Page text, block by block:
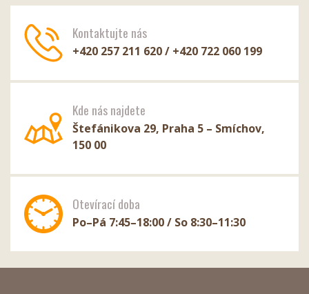
Kontaktujte nás
+420 257 211 620 / +420 722 060 199
Kde nás najdete
Štefánikova 29, Praha 5 – Smíchov,
150 00
Otevírací doba
Po–Pá 7:45–18:00 / So 8:30–11:30